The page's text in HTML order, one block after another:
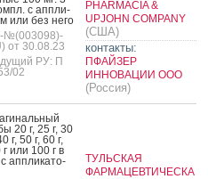
с ап­пли­
или без не­го
№(003098)-
от 30.08.23
РУ: П
02
PHARMACIA &
UPJOHN COMPANY
(США)
контакты:
ПФАЙЗЕР
ИННОВАЦИИ ООО
(Россия)
20 г, 25 г, 30
г, 50 г, 60 г,
г или 100 г в
ап­пли­като­
ТУЛЬСКАЯ
ФАРМАЦЕВТИЧЕСКА